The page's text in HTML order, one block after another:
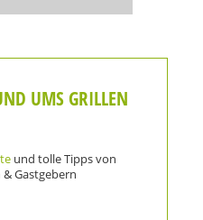
UMS GRILLEN
und tolle Tipps von
Gastgebern